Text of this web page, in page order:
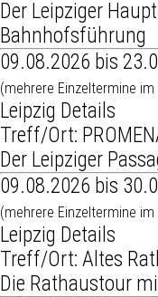
Der Leipziger
Bahnhofsführung
09.08.2026 bis
(mehrere Einzeltermine
Leipzig Details
Treff/Ort:
Der Leipziger
09.08.2026 bis
(mehrere Einzeltermine
Leipzig Details
Treff/Ort: Altes
Die Rathaustour